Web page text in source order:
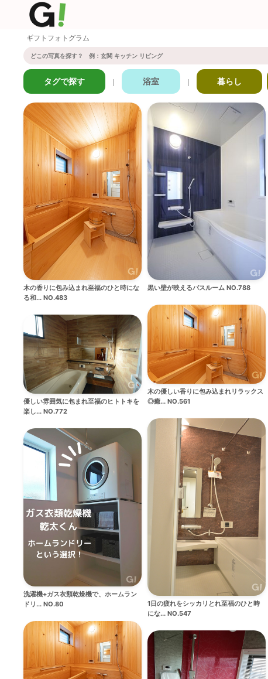
ギフトフォトグラム
タグで探す ｜ 浴室 ｜ 暮らし
木の香りに包み込まれ至福のひと時にな
る和... NO.483
黒い壁が映えるバスルーム NO.788
木の優しい香りに包み込まれリラックス
◎癒... NO.561
優しい雰囲気に包まれ至福のヒトトキを
楽し... NO.772
1日の疲れをシッカリとれ至福のひと時
にな... NO.547
洗濯機+ガス衣類乾燥機で、ホームラン
ドリ... NO.80